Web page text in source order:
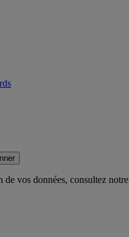
vos données, consultez notre